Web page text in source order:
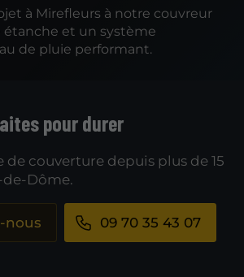
à Mirefleurs à notre couvreur
et un système
de pluie performant.
pour durer
de couverture depuis plus de 15
de-Dôme.
nous 09 70 35 43 07